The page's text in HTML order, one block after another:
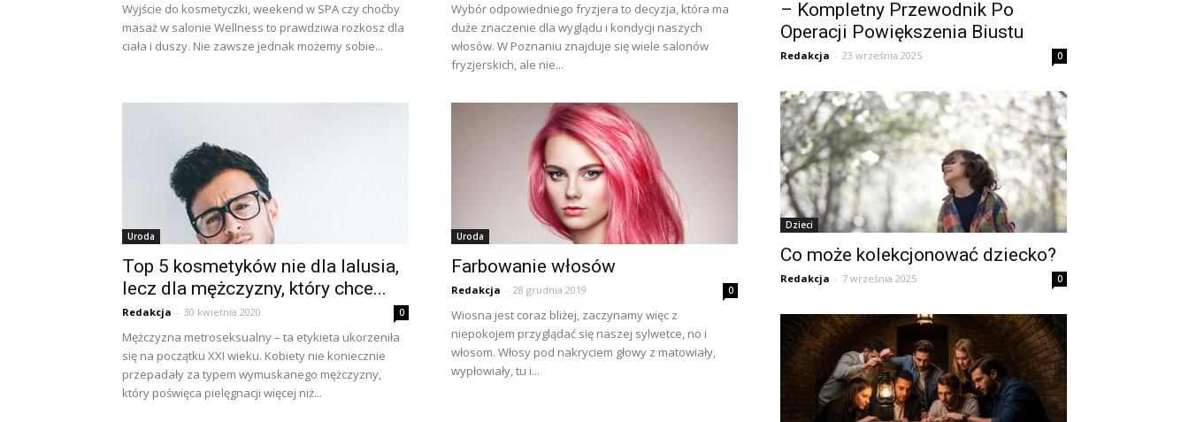
Wyjście do kosmetyczki, weekend w SPA czy choćby
masaż w salonie Wellness to prawdziwa rozkosz dla
ciała i duszy. Nie zawsze jednak możemy sobie...
Wybór odpowiedniego fryzjera to decyzja, która ma
duże znaczenie dla wyglądu i kondycji naszych
włosów. W Poznaniu znajduje się wiele salonów
fryzjerskich, ale nie...
Uroda
Top 5 kosmetyków nie dla lalusia,
lecz dla mężczyzny, który chce...
Redakcja - 30 kwietnia 2020 0
Mężczyzna metroseksualny – ta etykieta ukorzeniła
się na początku XXI wieku. Kobiety nie koniecznie
przepadały za typem wymuskanego mężczyzny,
który poświęca pielęgnacji więcej niż...
Uroda
Farbowanie włosów
Redakcja - 28 grudnia 2019 0
Wiosna jest coraz bliżej, zaczynamy więc z
niepokojem przyglądać się naszej sylwetce, no i
włosom. Włosy pod nakryciem głowy z matowiały,
wypłowiały, tu i...
– Kompletny Przewodnik Po
Operacji Powiększenia Biustu
Redakcja - 23 września 2025 0
Dzieci
Co może kolekcjonować dziecko?
Redakcja - 7 września 2025 0